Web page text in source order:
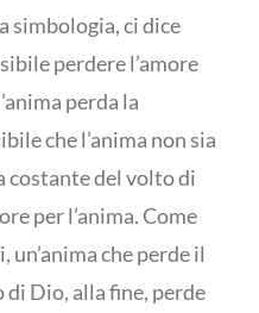
simbologia, ci dice
perdere l’amore
perda la
che l’anima non sia
costante del volto di
per l’anima. Come
che perde il
Dio, alla fine, perde